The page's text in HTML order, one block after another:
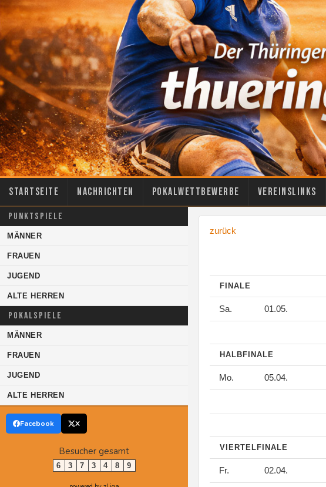
Startseite Nachrichten Pokalwettbewerbe Vereinslinks
PUNKTSPIELE
MÄNNER
FRAUEN
JUGEND
ALTE HERREN
POKALSPIELE
MÄNNER
FRAUEN
JUGEND
ALTE HERREN
Facebook X
Besucher gesamt
6 3 7 3 4 8 9
zurück
FINALE
Sa. 01.05.
HALBFINALE
Mo. 05.04.
VIERTELFINALE
Fr. 02.04.